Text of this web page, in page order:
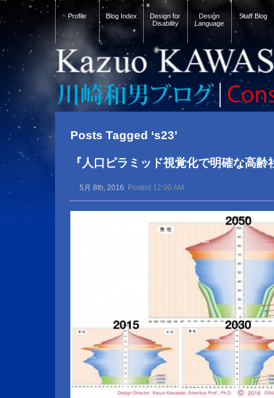
Profile Blog Index
Design for
Disability
Design
Language
Staff Blog
Posts Tagged ‘s23’
『人口ピラミッド視覚化で明確な高齢
5月 8th, 2016 Posted 12:00 AM